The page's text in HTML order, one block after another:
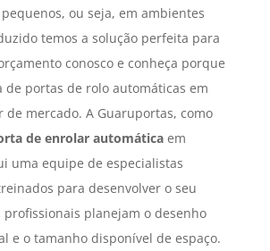
ou seja, em ambientes
temos a solução perfeita para
conosco e conheça porque
de portas de rolo automáticas em
de mercado. A Guaruportas, como
de enrolar automáticaem
uma equipe de especialistas
para desenvolver o seu
profissionais planejam o desenho
e o tamanho disponível de espaço.